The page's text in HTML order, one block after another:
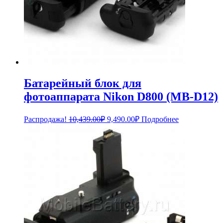
Батарейный блок для
фотоаппарата Nikon D800 (MB-D12)
Распродажа! 10,439.00₽ Первоначальная
составляла
10,439.00₽.
9,490.00₽Текущая
цена:
Подробнее